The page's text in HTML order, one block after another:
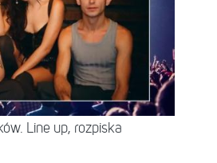
Line up, rozpiska